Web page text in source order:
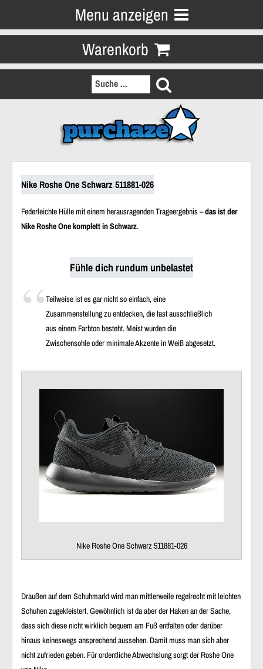
Menu anzeigen
Warenkorb
Nike Roshe One Schwarz 511881-026
Federleichte Hülle mit einem herausragenden Trageergebnis –das ist der
Nike Roshe One komplett in Schwarz.
Fühle dich rundum unbelastet
Teilweise ist es gar nicht so einfach, eine
Zusammenstellung zu entdecken, die fast ausschließlich
aus einem Farbton besteht. Meist wurden die
Zwischensohle oder minimale Akzente in Weiß abgesetzt.
Nike Roshe One Schwarz 511881-026
Draußen auf dem Schuhmarkt wird man mittlerweile regelrecht mit leichten
Schuhen zugekleistert. Gewöhnlich ist da aber der Haken an der Sache,
dass sich diese nicht wirklich bequem am Fuß entfalten oder darüber
hinaus keineswegs ansprechend aussehen. Damit muss man sich aber
nicht zufrieden geben. Für ordentliche Abwechslung sorgt der Roshe One